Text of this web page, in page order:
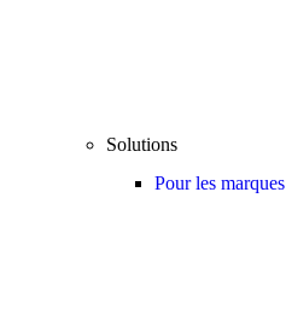
Solutions
Pour les marques